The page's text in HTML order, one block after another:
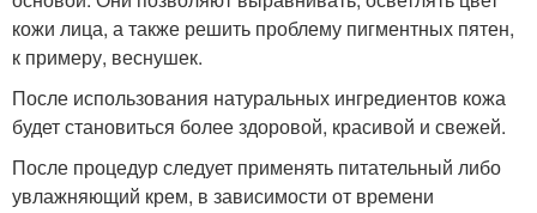
кожи лица, а также решить проблему пигментных пятен,
к примеру, веснушек.
После использования натуральных ингредиентов кожа
будет становиться более здоровой, красивой и свежей.
После процедур следует применять питательный либо
увлажняющий крем, в зависимости от времени